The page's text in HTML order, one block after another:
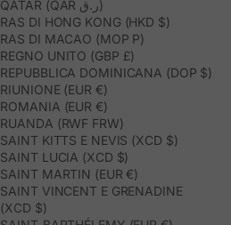
QATAR (QAR ر.ق)
RAS DI HONG KONG (HKD $)
RAS DI MACAO (MOP P)
REGNO UNITO (GBP £)
REPUBBLICA DOMINICANA (DOP $)
RIUNIONE (EUR €)
ROMANIA (EUR €)
RUANDA (RWF FRW)
SAINT KITTS E NEVIS (XCD $)
SAINT LUCIA (XCD $)
SAINT MARTIN (EUR €)
SAINT VINCENT E GRENADINE
(XCD $)